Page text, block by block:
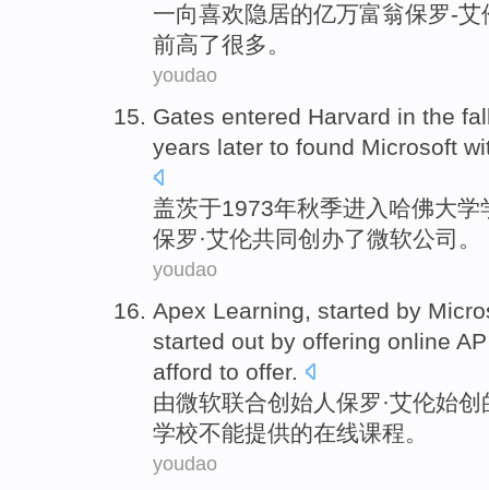
一向喜欢隐居的亿万富翁保罗-艾
前高了很多。
youdao
Gates entered Harvard in the
years later to found Microsoft
盖茨于1973年秋季进入 哈佛大学
保罗·艾伦共同创办了微软公司 。
youdao
Apex Learning, started by
started out by offering online AP
afford to offer.
由微软联合创始人 保罗·艾伦始创
学校不能提供的在线课程。
youdao